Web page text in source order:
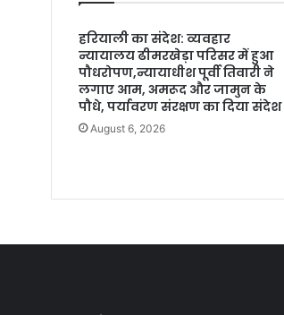
हरियाली का संदेश: व्यवहार
न्यायालय ढीमरखेड़ा परिसर में हुआ
पौधरोपण,न्यायाधीश पूर्वी तिवारी ने
लगाए आम, अमरूद और जामुन के
पौधे, पर्यावरण संरक्षण का दिया संदेश
August 6, 2026